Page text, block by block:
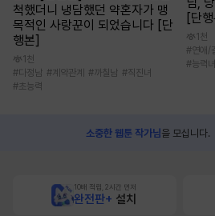
척했더니 냉담했던 약혼자가 맹
목적인 사랑꾼이 되었습니다 [단
행본]
1천
#다정남 # 계약관계 #까칠남 #직진녀
#초능력
[단행
1천
#연애/
#능력녀
소중한 웹툰 작가님을 모십니다.
10배 적립, 2시간 먼저
완전판+ 설치